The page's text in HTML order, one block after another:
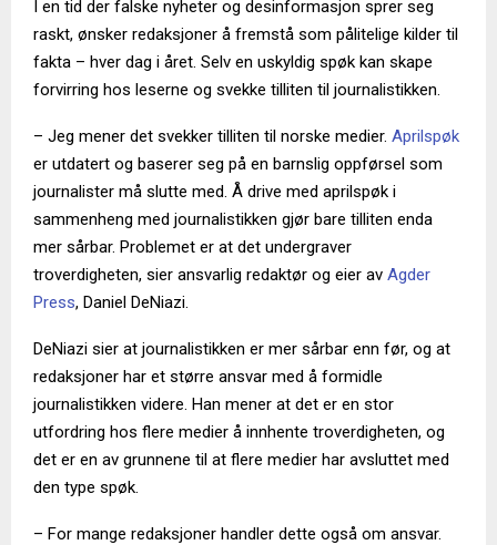
I en tid der falske nyheter og desinformasjon sprer seg
raskt, ønsker redaksjoner å fremstå som pålitelige kilder til
fakta – hver dag i året. Selv en uskyldig spøk kan skape
forvirring hos leserne og svekke tilliten til journalistikken.
– Jeg mener det svekker tilliten til norske medier. Aprilspøk
er utdatert og baserer seg på en barnslig oppførsel som
journalister må slutte med. Å drive med aprilspøk i
sammenheng med journalistikken gjør bare tilliten enda
mer sårbar. Problemet er at det undergraver
troverdigheten, sier ansvarlig redaktør og eier av Agder
Press, Daniel DeNiazi.
DeNiazi sier at journalistikken er mer sårbar enn før, og at
redaksjoner har et større ansvar med å formidle
journalistikken videre. Han mener at det er en stor
utfordring hos flere medier å innhente troverdigheten, og
det er en av grunnene til at flere medier har avsluttet med
den type spøk.
– For mange redaksjoner handler dette også om ansvar.